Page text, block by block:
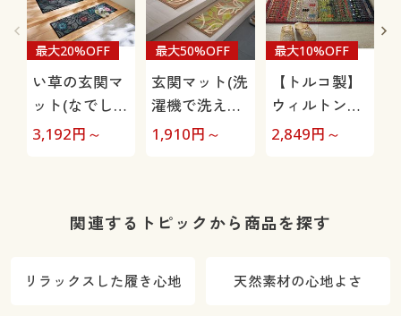
い草の玄関マ
ット(なでしこ
柄)
最大20%OFF
3,192円～
玄関マット(洗
濯機で洗え
る)/踏み心地
最大50%OFF
1,910円～
【トルコ製】
ウィルトン織
り玄関マット
最大10%OFF
2,849円～
関連するトピックから商品を探す
リラックスした履き心地 天然素材の心地よさ